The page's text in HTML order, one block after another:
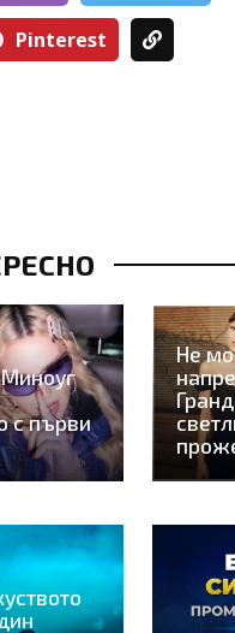
Pinterest
с първи
Не